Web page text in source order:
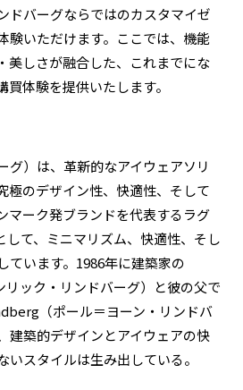
ドバーグならではのカスタマイゼ
験いただけます。ここでは、機能
美しさが融合した、これまでにな
体験を提供いたします。
グ）は、革新的なアイウェアソリ
極のデザイン性、快適性、そして
マーク発ブランドを代表するラグ
して、ミニマリズム、快適性、そし
ています。1986年に建築家の
ック・リンドバーグ）と彼の父で
（ポール＝ヨーン・リンドバ
建築的デザインとアイウェアの快
いスタイルは生み出している。